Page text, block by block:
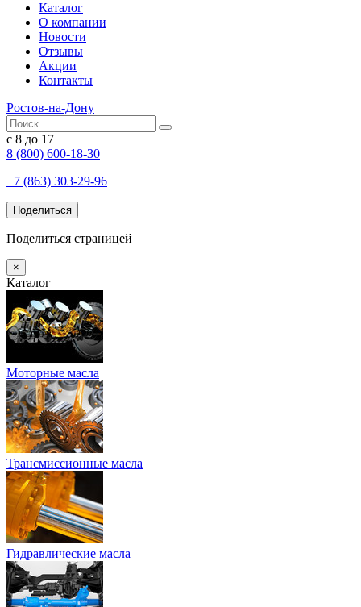
Каталог
О компании
Новости
Отзывы
Акции
Контакты
Ростов-на-Дону
с 8 до 17
8 (800) 600-18-30
+7 (863) 303-29-96
Поделиться
Поделиться страницей
×
Каталог
Моторные масла
Трансмиссионные масла
Гидравлические масла